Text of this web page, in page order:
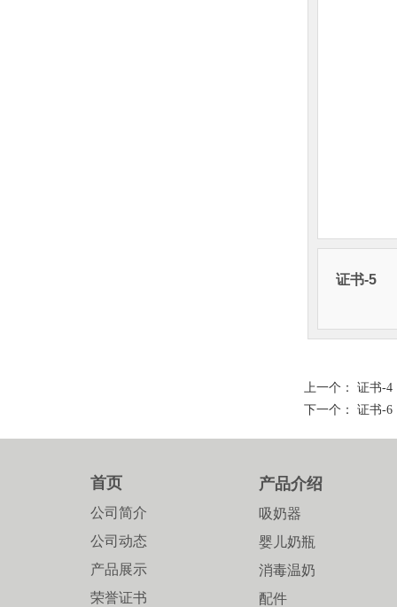
证书-5
上一个： 证书-4
下一个： 证书-6
首页
公司简介
公司动态
产品展示
荣誉证书
产品介绍
吸奶器
婴儿奶瓶
消毒温奶
配件